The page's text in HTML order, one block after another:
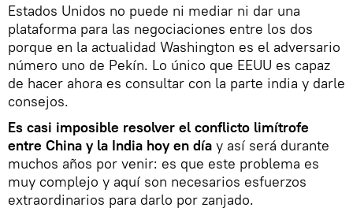
Estados Unidos no puede ni mediar ni dar una
plataforma para las negociaciones entre los dos
porque en la actualidad Washington es el adversario
número uno de Pekín. Lo único que EEUU es capaz
de hacer ahora es consultar con la parte india y darle
consejos.
Es casi imposible resolver el conflicto limítrofe
entre China y la India hoy en día y así será durante
muchos años por venir: es que este problema es
muy complejo y aquí son necesarios esfuerzos
extraordinarios para darlo por zanjado.